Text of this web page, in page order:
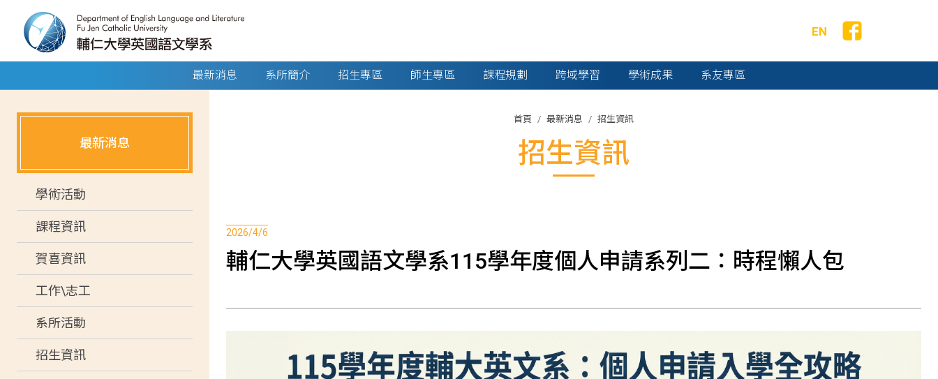
EN
最新消息 系所簡介 招生專區 師生專區 課程規劃 跨域學習 學術成果 系友專區
最新消息
學術活動
課程資訊
賀喜資訊
工作\志工
系所活動
招生資訊
首頁 最新消息 招生資訊
招生資訊
2026/4/6
輔仁大學英國語文學系115學年度個人申請系列二：時程懶人包